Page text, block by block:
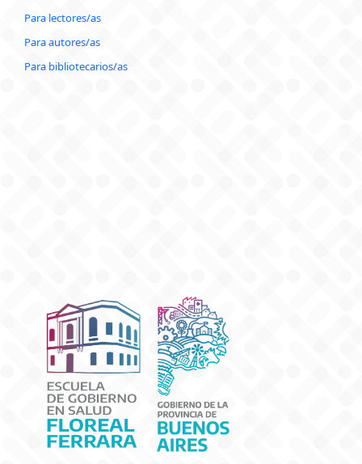
Para lectores/as
Para autores/as
Para bibliotecarios/as